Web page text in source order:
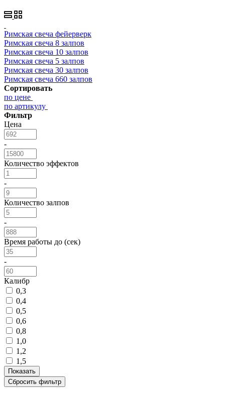
Римская свеча фейерверк
Римская свеча 8 залпов
Римская свеча 10 залпов
Римская свеча 5 залпов
Римская свеча 30 залпов
Римская свеча 660 залпов
Сортировать
по цене
по артикулу
Фильтр
Цена
-
Количество эффектов
-
Количество залпов
-
Время работы до (сек)
-
Калибр
0,3
0,4
0,5
0,6
0,8
1,0
1,2
1,5